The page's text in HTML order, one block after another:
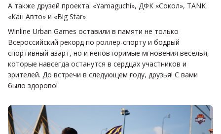
А также друзей проекта: «Yamaguchi», ДФК «Сокол», TANK
«Кан Авто» и «Big Star»
Winline Urban Games оставили в памяти не только
Всероссийский рекорд по роллер-спорту и бодрый
спортивный азарт, но и неповторимые мгновения веселья,
которые навсегда останутся в сердцах участников и
зрителей. До встречи в следующем году, друзья! С вами
было здорово!